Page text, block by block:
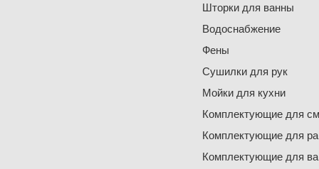
Шторки для ванны
Водоснабжение
Фены
Сушилки для рук
Мойки для кухни
Комплектующие для
Комплектующие для
Комплектующие для